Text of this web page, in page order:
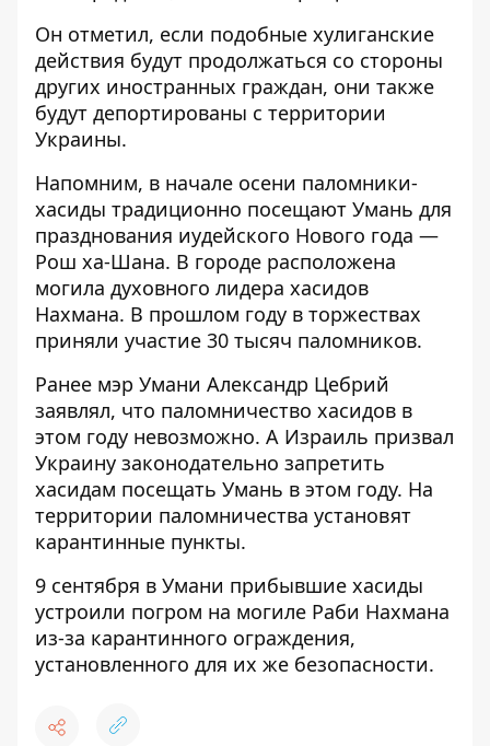
Он отметил, если подобные хулиганские
действия будут продолжаться со стороны
других иностранных граждан, они также
будут депортированы с территории
Украины.
Напомним, в начале осени паломники-
хасиды традиционно посещают Умань для
празднования иудейского Нового года —
Рош ха-Шана. В городе расположена
могила духовного лидера хасидов
Нахмана. В прошлом году в торжествах
приняли участие 30 тысяч паломников.
Ранее мэр Умани Александр Цебрий
заявлял, что паломничество хасидов в
этом году невозможно. А Израиль призвал
Украину законодательно запретить
хасидам посещать Умань в этом году. На
территории паломничества установят
карантинные пункты.
9 сентября в Умани прибывшие хасиды
устроили погром на могиле Раби Нахмана
из-за карантинного ограждения,
установленного для их же безопасности.